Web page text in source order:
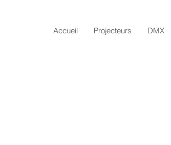
Accueil Projecteurs DMX